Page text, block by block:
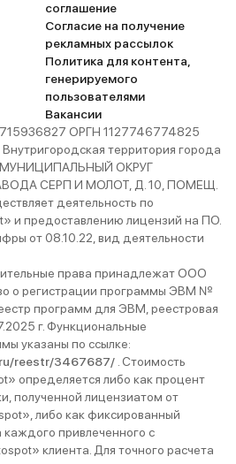
Машина
ТО раз в 10
Для
—
ряда. Соседи
носом:
деньги —
и место для
5: электронику
но в целом —
кому
а не лейбл
в шинах.
вело
дилер
3.0. Спустил
ровно, как
для семейных:
соглашение
Согласие на получение
рекламных рассылок
Политика для контента,
генерируемого
пользователями
Вакансии
ОРГН 1127746774825
территория города
МУНИЦИПАЛЬНЫЙ ОКРУГ
СЕРП И МОЛОТ, Д. 10, ПОМЕЩ.
деятельность по
и предоставлению лицензий на ПО.
от 08.10.22, вид деятельности
права принадлежат ООО
о регистрации программы ЭВМ №
программ для ЭВМ, реестровая
г. Функциональные
указаны по ссылке:
reestr/3467687/ . Стоимость
определяется либо как процент
полученной лицензиатом от
либо как фиксированный
каждого привлеченного с
клиента. Для точного расчета